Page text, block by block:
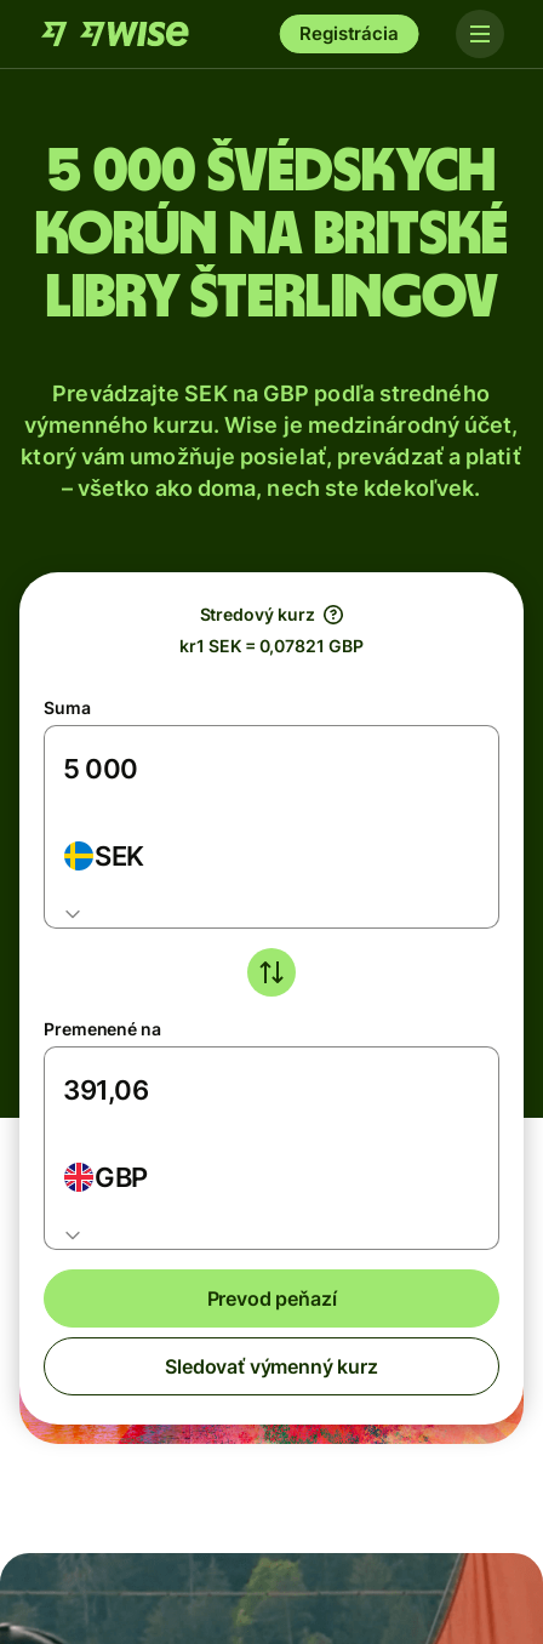
Registrácia
5 000 Švédskych
korún na britské
libry šterlingov
Prevádzajte SEK na GBP podľa stredného
výmenného kurzu. Wise je medzinárodný účet,
ktorý vám umožňuje posielať, prevádzať a platiť
– všetko ako doma, nech ste kdekoľvek.
Stredový kurz
kr1 SEK = 0,07821 GBP
Suma
SEK
Premenené na
GBP
Prevod peňazí
Sledovať výmenný kurz